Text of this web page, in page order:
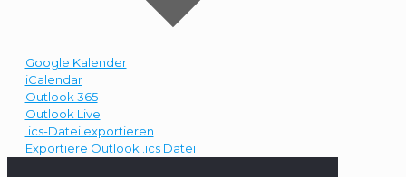
Google Kalender
iCalendar
Outlook 365
Outlook Live
.ics-Datei exportieren
Exportiere Outlook .ics Datei